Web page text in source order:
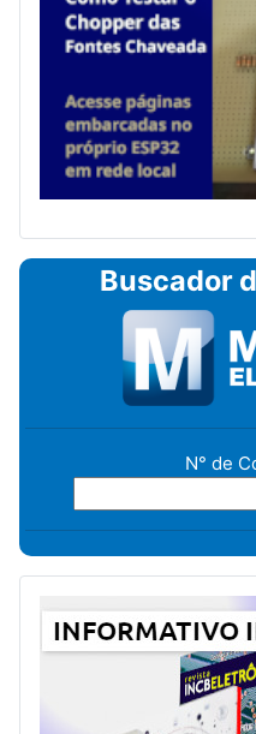
Buscador
N° de